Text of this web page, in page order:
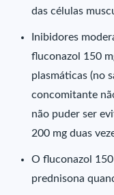
das células
Inibidores
fluconazol 150
plasmáticas (no
concomitante
não puder ser
200 mg duas
O fluconazol
prednisona